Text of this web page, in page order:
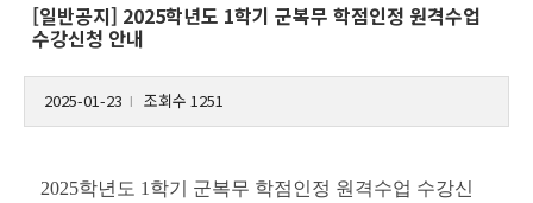
[일반공지] 2025학년도 1학기 군복무 학점인정 원격수업
수강신청 안내
2025-01-23 조회수 1251
2025학년도 1학기 군복무 학점인정 원격수업 수강신